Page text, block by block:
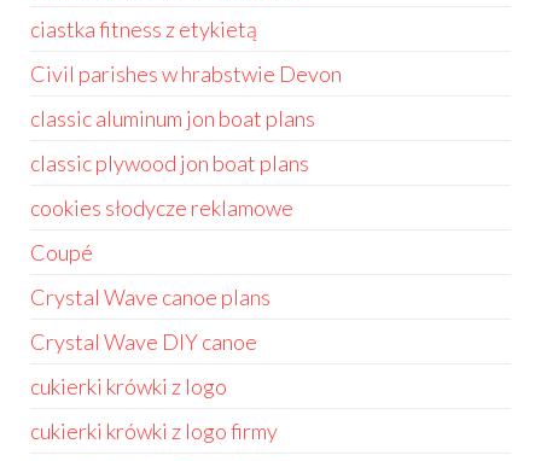
ciastka fitness z etykietą
Civil parishes w hrabstwie Devon
classic aluminum jon boat plans
classic plywood jon boat plans
cookies słodycze reklamowe
Coupé
Crystal Wave canoe plans
Crystal Wave DIY canoe
cukierki krówki z logo
cukierki krówki z logo firmy